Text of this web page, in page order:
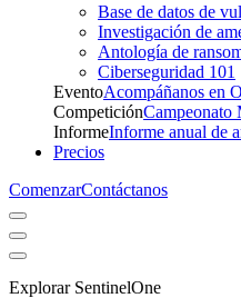
Base de datos de
Investigación de
Antología de
Ciberseguridad 101
EventoAcompáñanos en
CompeticiónCampeonato
InformeInforme anual de
Precios
ComenzarContáctanos
Explorar SentinelOne